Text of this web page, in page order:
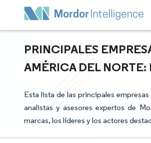
PRINCIPALES
AMÉRICA DEL NORTE:
Esta lista de las principales
analistas y asesores expertos de
marcas, los líderes y los actores